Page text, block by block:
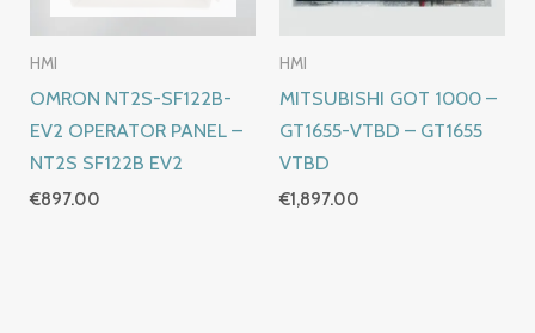
HMI
OMRON NT2S-SF122B-
EV2 OPERATOR PANEL –
NT2S SF122B EV2
€897.00
HMI
MITSUBISHI GOT 1000 –
GT1655-VTBD – GT1655
VTBD
€1,897.00